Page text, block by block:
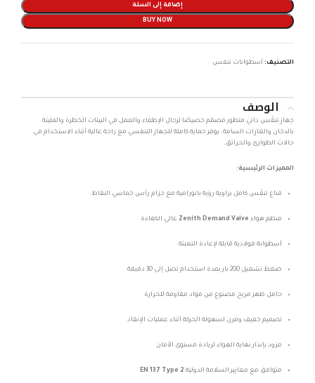
إضافة إلى السلة
BUY NOW
التصنيف: أسطوانات تنفس
الوصف
جهاز تنفّس ذاتي متطور مصمّم خصيصًا لرجال الإطفاء والعمل في البيئات الخطرة والمليئة
بالدخان والغازات السامة. يوفر حماية كاملة للجهاز التنفسي مع راحة عالية أثناء الاستخدام في
حالات الطوارئ والحرائق.
المميزات الرئيسية:
قناع تنفّس كامل بزاوية رؤية بانورامية مع حزام رأس خماسي النقاط
منظم هواء Zenith Demand Valve عالي الكفاءة
أسطوانة فولاذية قابلة لإعادة التعبئة
ضغط تشغيل 200 بار بمدة استخدام تصل إلى 30 دقيقة
حامل ظهر مريح مصنوع من مواد مقاومة للحرارة
تصميم خفيف ومرن لسهولة الحركة أثناء عمليات الإنقاذ
مزود بإنذار نهاية الهواء لزيادة مستوى الأمان
متوافق مع معايير السلامة الدولية EN 137 Type 2